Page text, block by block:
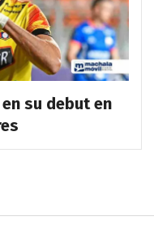
su debut en